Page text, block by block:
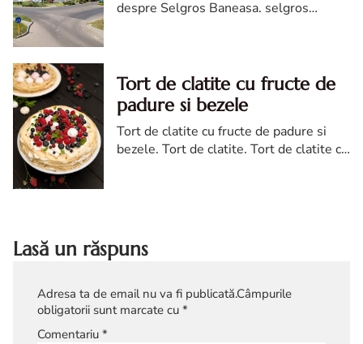
despre Selgros Baneasa. selgros
Tort de clatite cu fructe de
padure si bezele
Tort de clatite cu fructe de padure si
bezele. Tort de clatite. Tort de clatite cu
Lasă un răspuns
Adresa ta de email nu va fi publicată.Câmpurile
obligatorii sunt marcate cu *
Comentariu *